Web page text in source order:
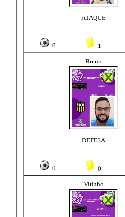
ATAQUE
0 1
Bruno
DEFESA
0 0
Vitinho